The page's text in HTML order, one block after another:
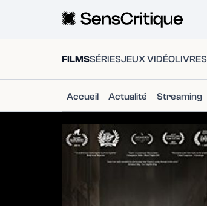
FILMSSÉRIESJEUX VIDÉOLIVRES
Accueil Actualité Streaming